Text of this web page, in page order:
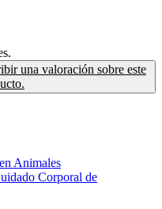
una valoración sobre este
Animales
Corporal de